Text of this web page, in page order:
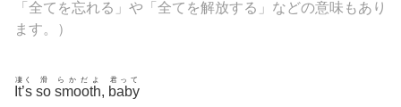
「全てを忘れる」や「全てを解放する」などの意味もあり
ます。）
It’s
凄く
so
滑
smooth
らかだよ
, baby
君って